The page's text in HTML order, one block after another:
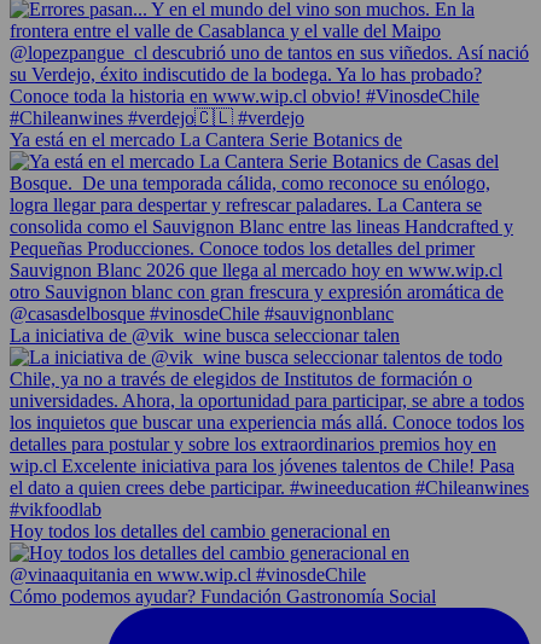
Ya está en el mercado La Cantera Serie Botanics de
La iniciativa de @vik_wine busca seleccionar talen
Hoy todos los detalles del cambio generacional en
Cómo podemos ayudar? Fundación Gastronomía Social